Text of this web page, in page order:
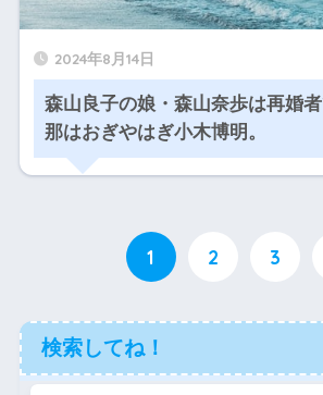
2024年8月14日
森山良子の娘・森山奈歩は再婚
那はおぎやはぎ小木博明。
1 2 3
検索してね！